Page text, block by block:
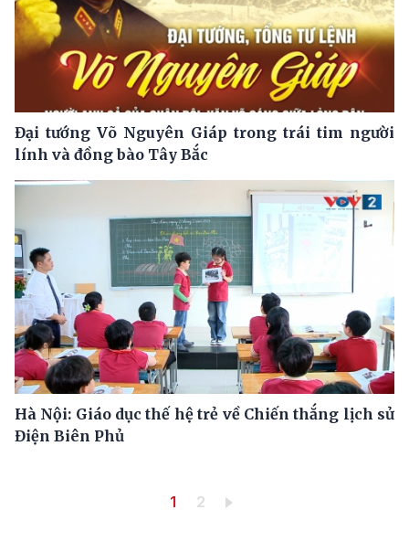
Đại tướng Võ Nguyên Giáp trong trái tim người
lính và đồng bào Tây Bắc
Hà Nội: Giáo dục thế hệ trẻ về Chiến thắng lịch sử
Điện Biên Phủ
Trang hiện thời
1 Trang
2